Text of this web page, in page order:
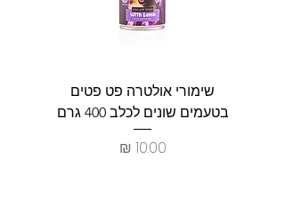
שימורי אולטרה פט פטים
בטעמים שונים לכלב 400 גרם
מחיר